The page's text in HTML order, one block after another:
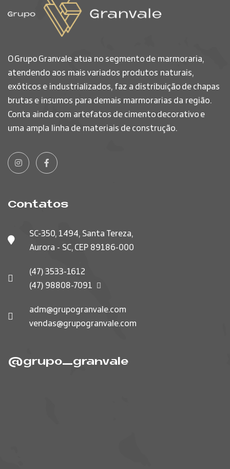
O Grupo Granvale atua no segmento de marmoraria,
atendendo aos mais variados produtos naturais,
exóticos e industrializados, faz a distribuição de chapas
brutas e insumos para demais marmorarias da região.
Conta ainda com artefatos de cimento decorativo e
uma ampla linha de materiais de construção.
Contatos
SC-350, 1494, Santa Tereza,
Aurora - SC, CEP 89186-000
(47) 3533-1612
(47) 98808-7091
adm@grupogranvale.com
vendas@grupogranvale.com
@grupo_granvale